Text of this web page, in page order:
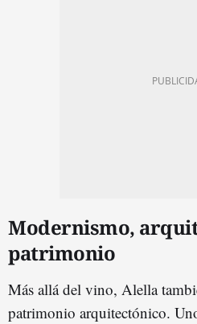
Modernismo,
patrimonio
Más allá del vino, Alella
patrimonio arquitectónico.